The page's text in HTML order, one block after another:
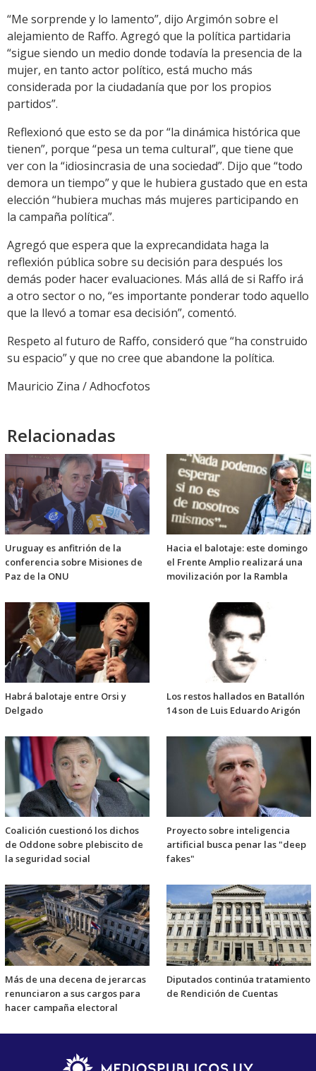
“Me sorprende y lo lamento”, dijo Argimón sobre el
alejamiento de Raffo. Agregó que la política partidaria
“sigue siendo un medio donde todavía la presencia de la
mujer, en tanto actor político, está mucho más
considerada por la ciudadanía que por los propios
partidos”.
Reflexionó que esto se da por “la dinámica histórica que
tienen”, porque “pesa un tema cultural”, que tiene que
ver con la “idiosincrasia de una sociedad”. Dijo que “todo
demora un tiempo” y que le hubiera gustado que en esta
elección “hubiera muchas más mujeres participando en
la campaña política”.
Agregó que espera que la exprecandidata haga la
reflexión pública sobre su decisión para después los
demás poder hacer evaluaciones. Más allá de si Raffo irá
a otro sector o no, “es importante ponderar todo aquello
que la llevó a tomar esa decisión”, comentó.
Respeto al futuro de Raffo, consideró que “ha construido
su espacio” y que no cree que abandone la política.
Mauricio Zina / Adhocfotos
Relacionadas
Uruguay es anfitrión de la
conferencia sobre Misiones de
Paz de la ONU
Hacia el balotaje: este domingo
el Frente Amplio realizará una
movilización por la Rambla
Habrá balotaje entre Orsi y
Delgado
Los restos hallados en Batallón
14 son de Luis Eduardo Arigón
Coalición cuestionó los dichos
de Oddone sobre plebiscito de
la seguridad social
Proyecto sobre inteligencia
artificial busca penar las "deep
fakes"
Más de una decena de jerarcas
renunciaron a sus cargos para
hacer campaña electoral
Diputados continúa tratamiento
de Rendición de Cuentas